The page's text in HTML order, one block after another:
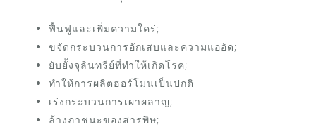
ฟื้นฟูและเพิ่มความใคร่;
ขจัดกระบวนการอักเสบและความแออัด;
ยับยั้งจุลินทรีย์ที่ทำให้เกิดโรค;
ทำให้การผลิตฮอร์โมนเป็นปกติ
เร่งกระบวนการเผาผลาญ;
ล้างภาชนะของสารพิษ;